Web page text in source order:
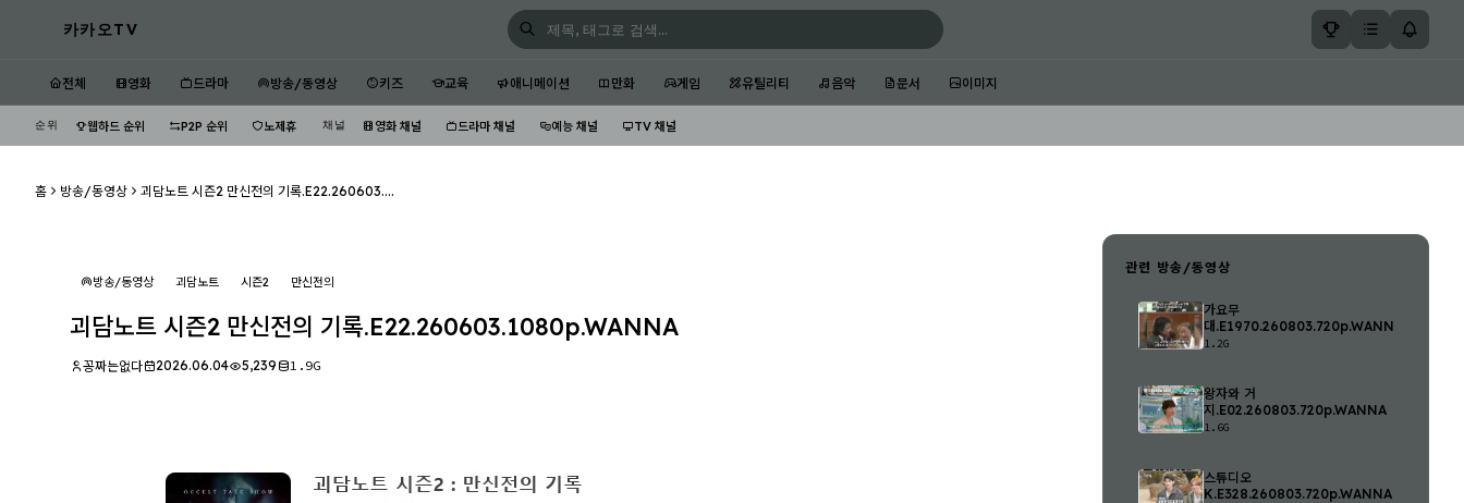
카카오TV
전체 영화 드라마 방송/동영상 키즈 교육 애니메이션 만화 게임 유틸리티 음악 문서 이미지
순위 웹하드 순위 P2P 순위 노제휴 채널 영화 채널 드라마 채널 예능 채널 TV 채널
홈 방송/동영상 괴담노트 시즌2 만신전의 기록.E22.260603....
방송/동영상 괴담노트 시즌2 만신전의
괴담노트 시즌2 만신전의 기록.E22.260603.1080p.WANNA
꽁짜는없다 2026.06.04 5,239 1.9G
관련 방송/동영상
가요무
대.E1970.260803.720p.WANNA
1.2G
왕자와 거
지.E02.260803.720p.WANNA
1.6G
스튜디오
K.E328.260803.720p.WANNA